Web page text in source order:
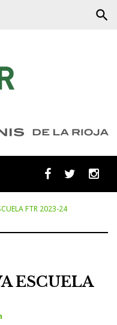
search
FacebookTwitter
FTR 2023-24
ESCUELA